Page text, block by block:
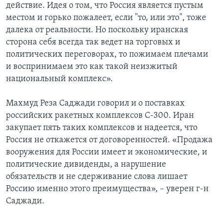
действие. Идея о том, что Россия является пустым
местом и горько пожалеет, если "то, или это", тоже
далека от реальности. Но поскольку иранская
сторона себя всегда так ведет на торговых и
политических переговорах, то пожимаем плечами
и воспринимаем это как такой неизжитый
национальный комплекс».
Махмуд Реза Саджади говорил и о поставках
российских ракетных комплексов С-300. Иран
закупает пять таких комплексов и надеется, что
Россия не откажется от договоренностей. «Продажа
вооружения для России имеет и экономические, и
политические дивиденды, а нарушение
обязательств и не сдерживание слова лишает
Россию именно этого преимущества», – уверен г-н
Саджади.